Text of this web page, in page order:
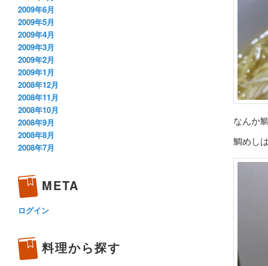
なんか
鯛めし
2009年6月
2009年5月
2009年4月
2009年3月
2009年2月
2009年1月
2008年12月
2008年11月
2008年10月
2008年9月
2008年8月
2008年7月
META
ログイン
料理から探す